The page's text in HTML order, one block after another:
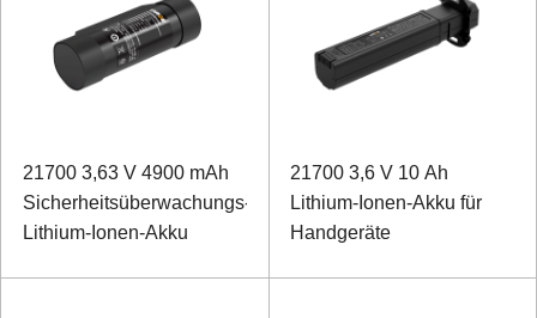
21700 3,63 V 4900 mAh
Sicherheitsüberwachungs-
Lithium-Ionen-Akku
21700 3,6 V 10 Ah
Lithium-Ionen-Akku für
Handgeräte